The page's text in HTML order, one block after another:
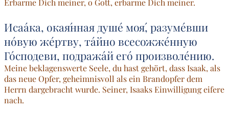
Erbarme Dich meiner, o Gott, erbarme Dich meiner.
Исаа́ка, окая́нная душе́ моя́, разуме́вши
но́вую же́ртву, та́йно всесожже́нную
Го́сподеви, подража́й его́ произволе́нию.
Meine beklagenswerte Seele, du hast gehört, dass Isaak, als
das neue Opfer, geheimnisvoll als ein Brandopfer dem
Herrn dargebracht wurde. Seiner, Isaaks Einwilligung eifere
nach.